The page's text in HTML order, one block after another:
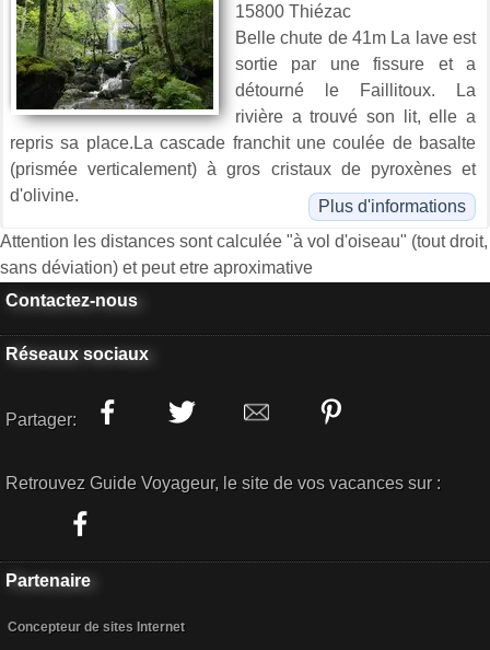
15800 Thiézac
Belle chute de 41m La lave est
sortie par une fissure et a
détourné le Faillitoux. La
rivière a trouvé son lit, elle a
repris sa place.La cascade franchit une coulée de basalte
(prismée verticalement) à gros cristaux de pyroxènes et
d'olivine.
Plus d'informations
Attention les distances sont calculée "à vol d'oiseau" (tout droit,
sans déviation) et peut etre aproximative
Contactez-nous
Réseaux sociaux
Partager:
Retrouvez Guide Voyageur, le site de vos vacances sur :
Partenaire
Concepteur de sites Internet